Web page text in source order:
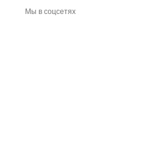
Мы в соцсетях